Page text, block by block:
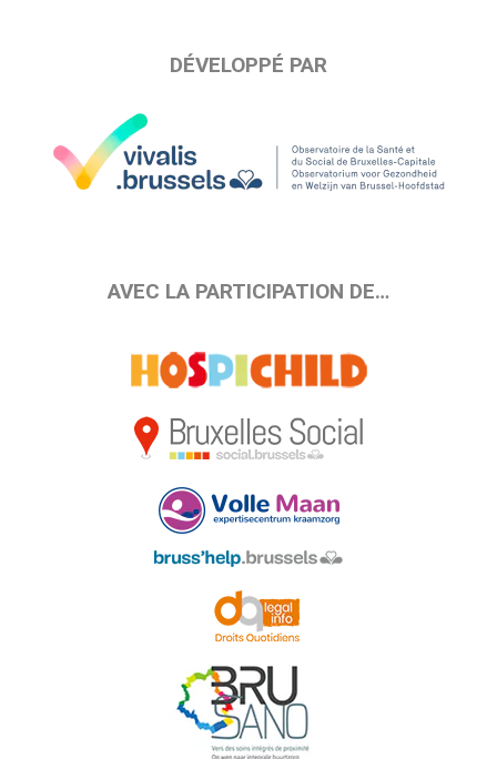
DÉVELOPPÉ PAR
AVEC LA PARTICIPATION DE…